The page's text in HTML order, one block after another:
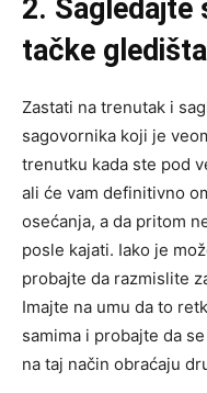
2. Sagledajte
tačke
Zastati na trenutak i
sagovornika koji je
trenutku kada ste pod
ali će vam definitivno
osećanja, a da pritom
posle kajati. Iako je
probajte da razmislite
Imajte na umu da to
samima i probajte da
na taj način obraćaju